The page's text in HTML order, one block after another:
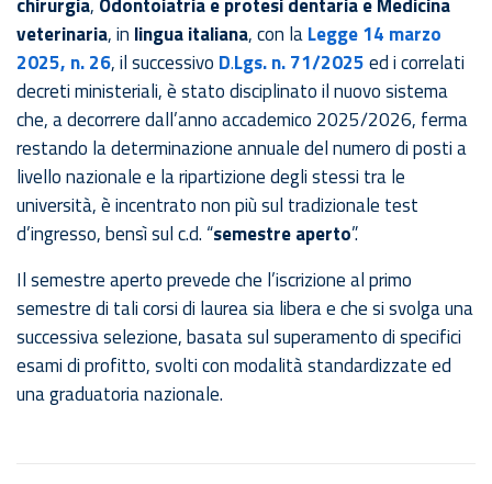
veterinaria, in lingua italiana, con laLegge 14 marzo
2025, n. 26, il successivo D.Lgs. n. 71/2025ed i correlati
decreti ministeriali, è stato disciplinato il nuovo sistema
che, a decorrere dall’anno accademico 2025/2026, ferma
restando la determinazione annuale del numero di posti a
livello nazionale e la ripartizione degli stessi tra le
università, è incentrato non più sul tradizionale test
d’ingresso, bensì sul c.d. “semestre aperto”.
Il semestre aperto prevede che l’iscrizione al primo
semestre di tali corsi di laurea sia libera e che si svolga una
successiva selezione, basata sul superamento di specifici
esami di profitto, svolti con modalità standardizzate ed
una graduatoria nazionale.